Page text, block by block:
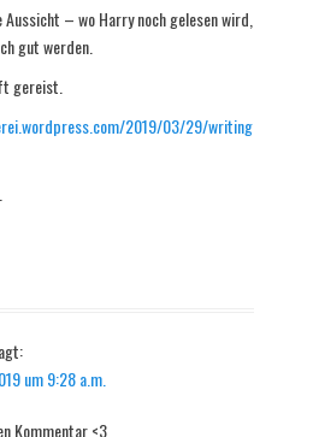
– wo Harry noch gelesen wird,
gut werden.
gereist.
2019/03/29/writing
um 9:28 a.m.
Kommentar <3